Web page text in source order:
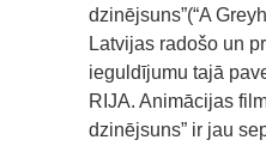
dzinējsuns”(“A
Latvijas radošo un
ieguldījumu tajā
RIJA. Animācijas
dzinējsuns” ir jau